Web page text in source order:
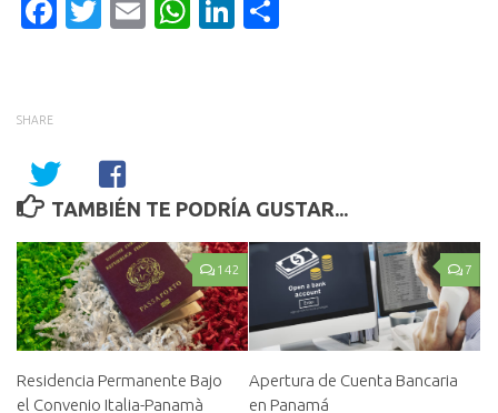
Facebook
Twitter
EmailWhatsApp
LinkedIn
SHARE
TAMBIÉN TE PODRÍA GUSTAR...
142
Residencia Permanente Bajo
el Convenio Italia-Panamà
7
Apertura de Cuenta Bancaria
en Panamá